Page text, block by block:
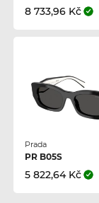
8 733,96 Kč
Prada
PR B05S
5 822,64 Kč